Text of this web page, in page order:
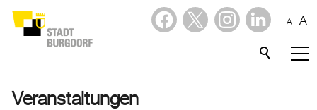
A A
Stadtporträt
Veranstaltungen